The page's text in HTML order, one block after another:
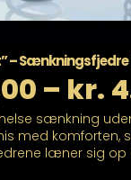
– Sænkningsfjedre
– kr.
sænkning
med komforten,
læner sig